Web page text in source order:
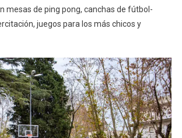
mesas de ping pong, canchas de fútbol-
juegos para los más chicos y